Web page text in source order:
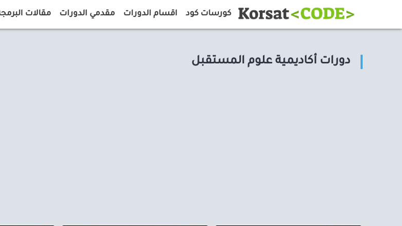
كورسات كود اقسام الدورات مقدمي الدورات مقالات
دورات أكاديمية علوم المستقبل